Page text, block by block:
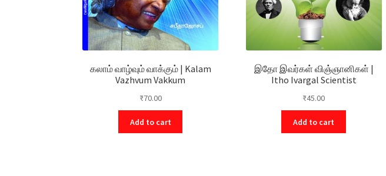
கலாம் வாழ்வும் வாக்கும் | Kalam
Vazhvum Vakkum
₹70.00
Add to cart
இதோ இவர்கள் விஞ்ஞானிகள் |
Itho Ivargal Scientist
₹45.00
Add to cart